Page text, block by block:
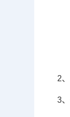
2
3